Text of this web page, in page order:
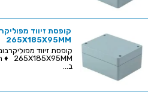
265X185X95MM
ב...